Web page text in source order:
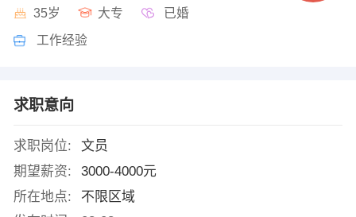
35岁 大专 已婚
工作经验
求职意向
求职岗位:
文员
期望薪资:
3000-4000元
所在地点:
不限区域